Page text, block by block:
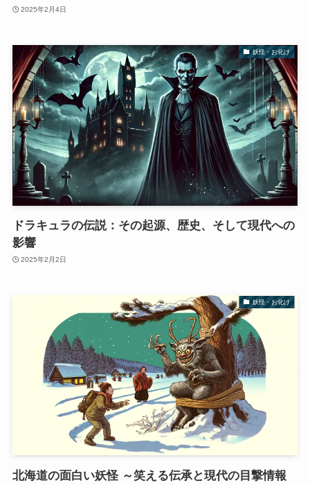
2025年2月4日
妖怪・お化け
ドラキュラの伝説：その起源、歴史、そして現代への
影響
2025年2月2日
妖怪・お化け
北海道の面白い妖怪 ～笑える伝承と現代の目撃情報